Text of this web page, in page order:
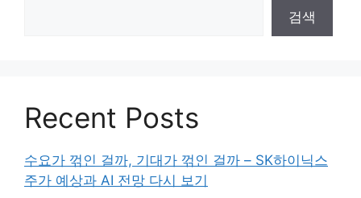
검색
Recent Posts
수요가 꺾인 걸까, 기대가 꺾인 걸까 – SK하이닉스
주가 예상과 AI 전망 다시 보기